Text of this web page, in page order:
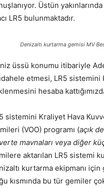
Üstün
LR5 bulunmaktadır.
Denizaltı kurtarma gemisi MV
üssü konumu itibariyle
etmesi, LR5
hesaba
sistemini Kraliyet Hava
(VOO) programı (açık
mavnaları veya diğer
aktarılan LR5 sistemi
kurtarma ekipmanı
kısmında bu tür gemiler